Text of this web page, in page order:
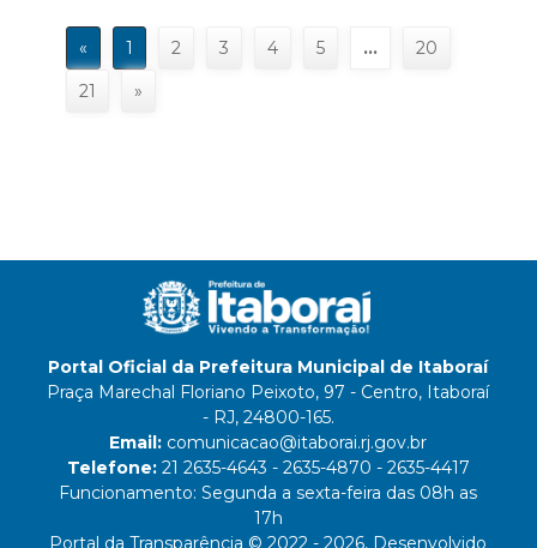
« 1 2 3 4 5 …
20
21
»
Portal Oficial da Prefeitura Municipal de Itaboraí
Praça Marechal Floriano Peixoto, 97 - Centro, Itaboraí
- RJ, 24800-165.
Email: comunicacao@itaborai.rj.gov.br
Telefone: 21 2635-4643 - 2635-4870 - 2635-4417
Funcionamento: Segunda a sexta-feira das 08h as
17h
Portal da Transparência © 2022 - 2026, Desenvolvido